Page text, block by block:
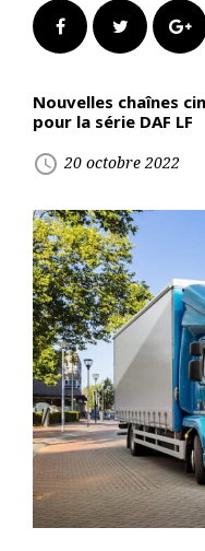
FacebookTwitter
Nouvelles chaînes
pour la série DAF LF
access_time 20 octobre 2022